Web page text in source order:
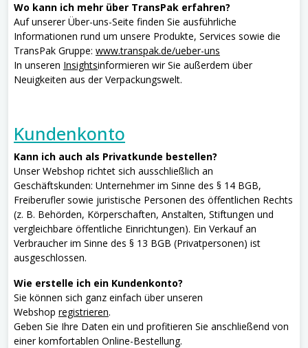
Wo kann ich mehr über TransPak erfahren?
Auf unserer Über-uns-Seite finden Sie ausführliche
Informationen rund um unsere Produkte, Services sowie die
TransPak Gruppe: www.transpak.de/ueber-uns
In unseren Insightsinformieren wir Sie außerdem über
Neuigkeiten aus der Verpackungswelt.
Kundenkonto
Kann ich auch als Privatkunde bestellen?
Unser Webshop richtet sich ausschließlich an
Geschäftskunden: Unternehmer im Sinne des § 14 BGB,
Freiberufler sowie juristische Personen des öffentlichen Rechts
(z. B. Behörden, Körperschaften, Anstalten, Stiftungen und
vergleichbare öffentliche Einrichtungen). Ein Verkauf an
Verbraucher im Sinne des § 13 BGB (Privatpersonen) ist
ausgeschlossen.
Wie erstelle ich ein Kundenkonto?
Sie können sich ganz einfach über unseren
Webshop registrieren.
Geben Sie Ihre Daten ein und profitieren Sie anschließend von
einer komfortablen Online-Bestellung.